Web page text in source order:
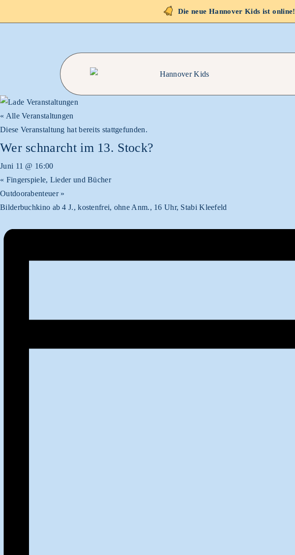
Die neue Hannover Kids ist online!
« Alle Veranstaltungen
Diese Veranstaltung hat bereits stattgefunden.
Wer schnarcht im 13. Stock?
Juni 11 @ 16:00
« Fingerspiele, Lieder und Bücher
Outdoorabenteuer »
Bilderbuchkino ab 4 J., kostenfrei, ohne Anm., 16 Uhr, Stabi Kleefeld